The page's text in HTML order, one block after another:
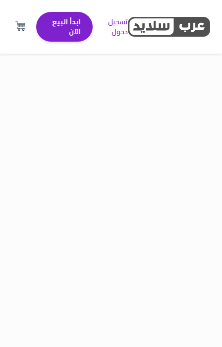
تسجيل
دخول
ابدأ البيع
الآن